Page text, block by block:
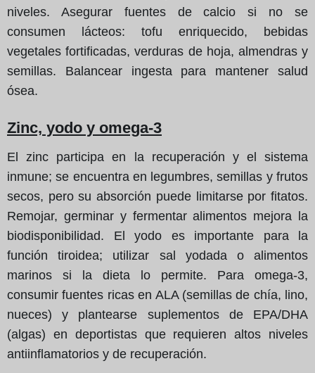
niveles. Asegurar fuentes de calcio si no se
consumen lácteos: tofu enriquecido, bebidas
vegetales fortificadas, verduras de hoja, almendras y
semillas. Balancear ingesta para mantener salud
ósea.
Zinc, yodo y omega-3
El zinc participa en la recuperación y el sistema
inmune; se encuentra en legumbres, semillas y frutos
secos, pero su absorción puede limitarse por fitatos.
Remojar, germinar y fermentar alimentos mejora la
biodisponibilidad. El yodo es importante para la
función tiroidea; utilizar sal yodada o alimentos
marinos si la dieta lo permite. Para omega-3,
consumir fuentes ricas en ALA (semillas de chía, lino,
nueces) y plantearse suplementos de EPA/DHA
(algas) en deportistas que requieren altos niveles
antiinflamatorios y de recuperación.